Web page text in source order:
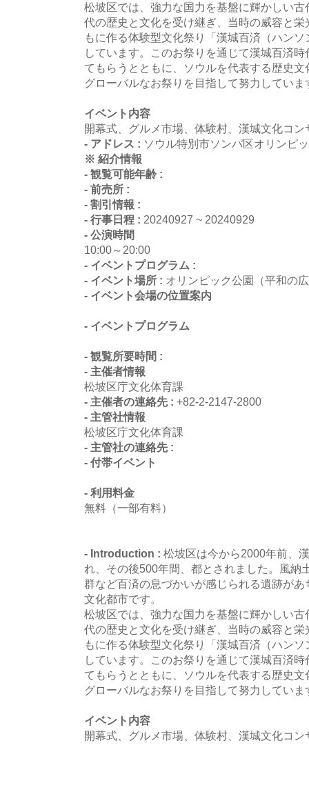
松坡区では、強力な国力を基盤に輝かしい
代の歴史と文化を受け継ぎ、当時の威容と
もに作る体験型文化祭り「漢城百済（ハン
しています。このお祭りを通じて漢城百済
てもらうとともに、ソウルを代表する歴史
グローバルなお祭りを目指して努力していま
イベント内容
開幕式、グルメ市場、体験村、漢城文化コ
- アドレス : ソウル特別市ソンパ区オリンピ
※ 紹介情報
- 観覧可能年齢 :
- 前売所 :
- 割引情報 :
- 行事日程 : 20240927 ~ 20240929
- 公演時間
10:00～20:00
- イベントプログラム :
- イベント場所 : オリンピック公園（平和の
- イベント会場の位置案内
- イベントプログラム
- 観覧所要時間 :
- 主催者情報
松坡区庁文化体育課
- 主催者の連絡先 : +82-2-2147-2800
- 主管社情報
松坡区庁文化体育課
- 主管社の連絡先 :
- 付帯イベント
- 利用料金
無料（一部有料）
- Introduction : 松坡区は今から2000年前、
れ、その後500年間、都とされました。風納
群など百済の息づかいが感じられる遺跡が
文化都市です。
松坡区では、強力な国力を基盤に輝かしい
代の歴史と文化を受け継ぎ、当時の威容と
もに作る体験型文化祭り「漢城百済（ハン
しています。このお祭りを通じて漢城百済
てもらうとともに、ソウルを代表する歴史
グローバルなお祭りを目指して努力していま
イベント内容
開幕式、グルメ市場、体験村、漢城文化コ